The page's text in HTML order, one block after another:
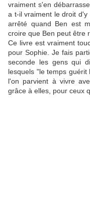
vraiment s'en
a t-il vraiment le droit
arrêté quand Ben est
croire que Ben peut être
Ce livre est vraiment
pour Sophie. Je fais
seconde les gens qui
lesquels "le temps
l'on parvient à vivre
grâce à elles, pour ceux